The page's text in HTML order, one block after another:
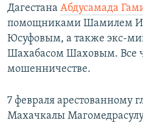
Дагестана Абдусамада
помощниками Шамилем
Юсуфовым, а также экс-
Шахабасом Шаховым. Все
мошенничестве.
7 февраля арестованному
Махачкалы